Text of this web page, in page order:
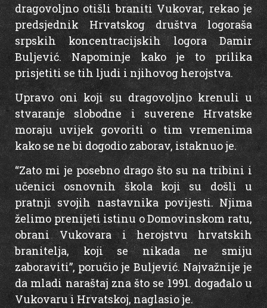
dragovoljno otišli braniti Vukovar, rekao je
predsjednik Hrvatskog društva logoraša
srpskih koncentracijskih logora Damir
Buljević. Napominje kako je to prilika
prisjetiti se tih ljudi i njihovog herojstva.
Upravo oni koji su dragovoljno krenuli u
stvaranje slobodne i suverene Hrvatske
moraju uvijek govoriti o tim vremenima
kako se ne bi dogodio zaborav, istaknuo je.
“Zato mi je posebno drago što su na tribini i
učenici osnovnih škola koji su došli u
pratnji svojih nastavnika povijesti. Njima
želimo prenijeti istinu o Domovinskom ratu,
obrani Vukovara i herojstvu hrvatskih
branitelja, koji se nikada ne smiju
zaboraviti”, poručio je Buljević. Najvažnije je
da mladi naraštaj zna što se 1991. događalo u
Vukovaru i Hrvatskoj, naglasio je.